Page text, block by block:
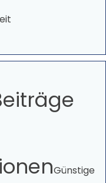
Günstige